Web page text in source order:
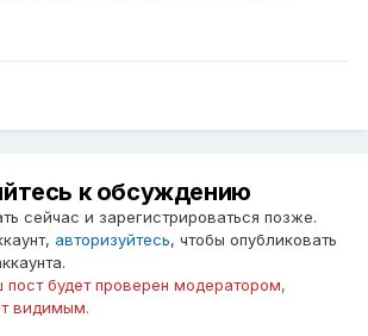
к обсуждению
сейчас и зарегистрироваться позже.
авторизуйтесь, чтобы опубликовать
пост будет проверен модератором,
видимым.